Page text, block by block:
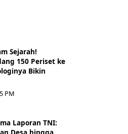
Sejarah!
150 Periset ke
Bikin
PM
Laporan TNI: